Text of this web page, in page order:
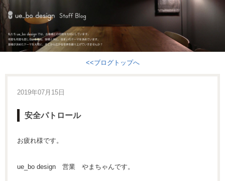
<<ブログトップへ
2019年07月15日
安全パトロール
お疲れ様です。
ue_bo design 営業 やまちゃんです。